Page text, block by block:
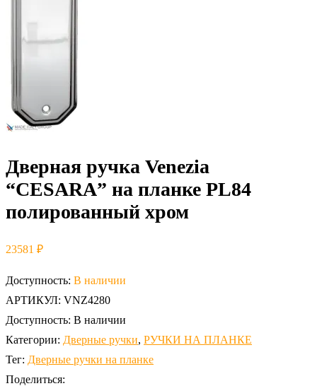
Дверная ручка Venezia
“CESARA” на планке PL84
полированный хром
23581 ₽
Доступность: В наличии
АРТИКУЛ: VNZ4280
Доступность: В наличии
Категории: Дверные ручки, РУЧКИ НА ПЛАНКЕ
Тег: Дверные ручки на планке
Поделиться: